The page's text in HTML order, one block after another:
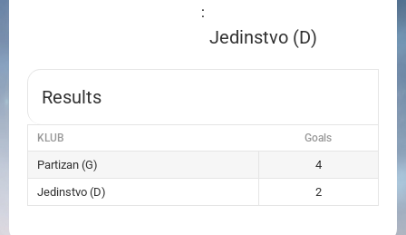
:
Jedinstvo (D)
Results
KLUB Goals
Partizan (G)
4
Jedinstvo (D)
2